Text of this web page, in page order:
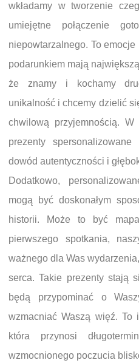
wkładamy w tworzenie
umiejętne połączenie
niepowtarzalnego. To
podarunkiem mają
że znamy i kochamy
unikalność i chcemy dzielić
chwilową przyjemnością.
prezenty
dowód autentyczności i
Dodatkowo,
mogą być doskonałym
historii. Może to być
pierwszego spotkania,
ważnego dla Was
serca. Takie prezenty stają
będą przypominać o
wzmacniać Waszą więź. To
która przynosi
wzmocnionego poczucia